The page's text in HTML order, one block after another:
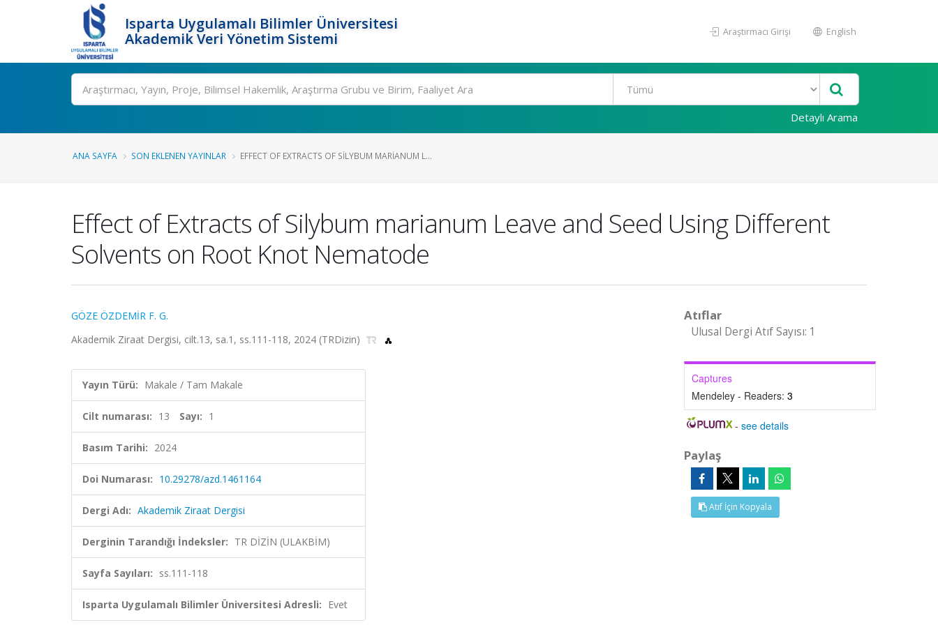
Isparta Uygulamalı Bilimler Üniversitesi
Akademik Veri Yönetim Sistemi
Araştırmacı Girişi English
Ara
Detaylı Arama
ANA SAYFA SON EKLENEN YAYINLAR EFFECT OF EXTRACTS OF SILYBUM MARIANUM L...
Effect of Extracts of Silybum marianum Leave and Seed Using Different
Solvents on Root Knot Nematode
GÖZE ÖZDEMİR F. G.
Akademik Ziraat Dergisi, cilt.13, sa.1, ss.111-118, 2024 (TRDizin)
Yayın Türü: Makale / Tam Makale
Cilt numarası: 13 Sayı: 1
Basım Tarihi: 2024
Doi Numarası: 10.29278/azd.1461164
Dergi Adı: Akademik Ziraat Dergisi
Derginin Tarandığı İndeksler: TR DİZİN (ULAKBİM)
Sayfa Sayıları: ss.111-118
Isparta Uygulamalı Bilimler Üniversitesi Adresli: Evet
Atıflar
Ulusal Dergi Atıf Sayısı: 1
Captures
Mendeley - Readers: 3
-see details
Paylaş
Atıf İçin Kopyala